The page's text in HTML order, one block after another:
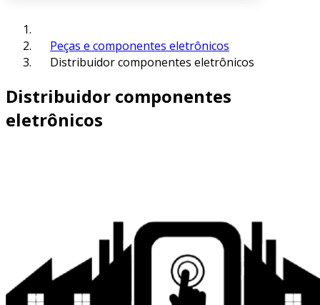
Peças e componentes eletrônicos
Distribuidor componentes eletrônicos
Distribuidor componentes
eletrônicos